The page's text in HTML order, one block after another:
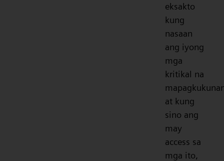
eksakto
kung
nasaan
ang iyong
mga
kritikal na
at kung
sino ang
may
access sa
mga ito,